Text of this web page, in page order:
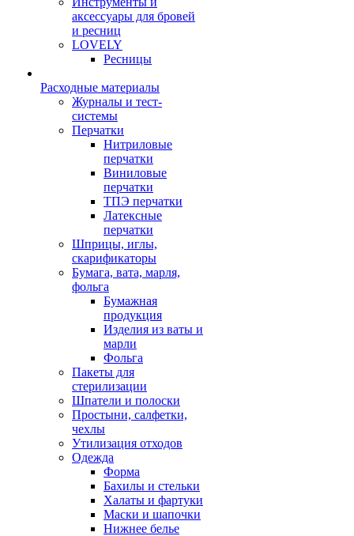
аксессуары для бровей
и ресниц
LOVELY
Ресницы
Расходные материалы
Журналы и тест-
системы
Перчатки
Нитриловые
перчатки
Виниловые
перчатки
ТПЭ перчатки
Латексные
перчатки
Шприцы, иглы,
скарификаторы
Бумага, вата, марля,
фольга
Бумажная
продукция
Изделия из ваты и
марли
Фольга
Пакеты для
стерилизации
Шпатели и полоски
Простыни, салфетки,
чехлы
Утилизация отходов
Одежда
Форма
Бахилы и стельки
Халаты и фартуки
Маски и шапочки
Нижнее белье